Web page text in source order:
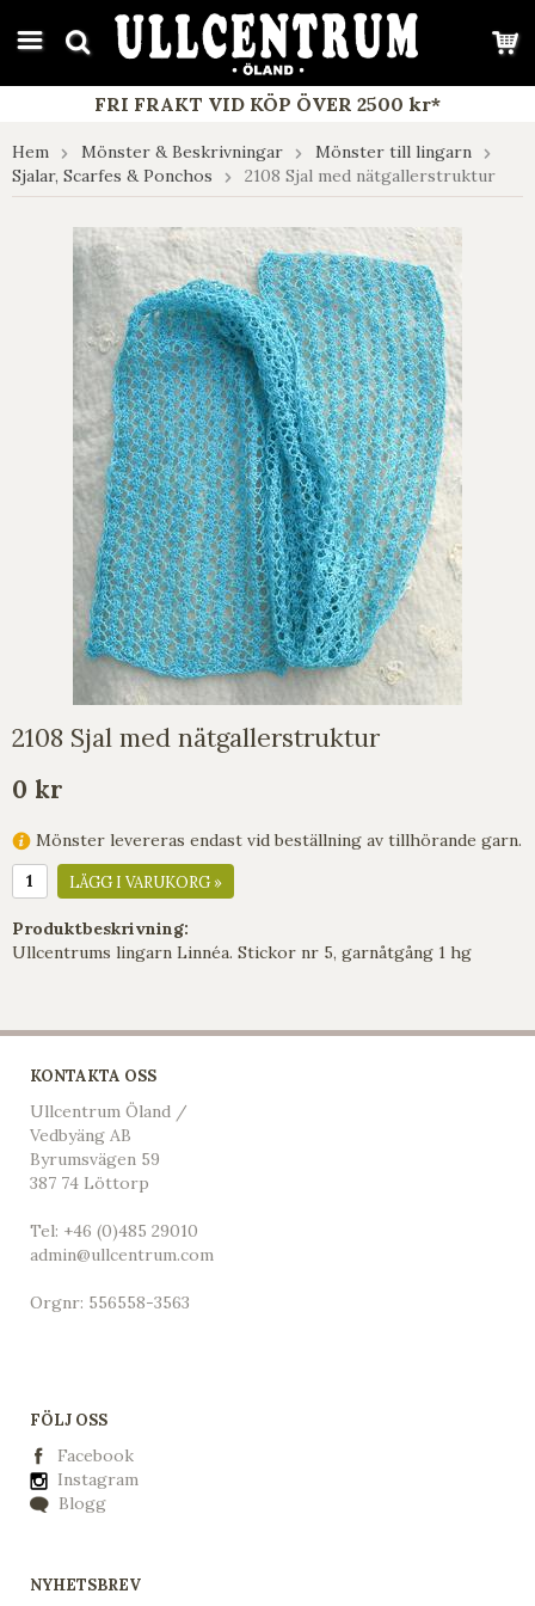
google-site-verification: google7e4b1026db5d9f32.html
FRI FRAKT VID KÖP ÖVER 2500 kr*
Hem Mönster & Beskrivningar
Mönster till lingarn
Sjalar, Scarfes & Ponchos
2108 Sjal med nätgallerstruktur
2108 Sjal med nätgallerstruktur
0 kr
Mönster levereras endast vid beställning av tillhörande garn.
LÄGG I VARUKORG »
Produktbeskrivning:
Ullcentrums lingarn Linnéa. Stickor nr 5, garnåtgång 1 hg
KONTAKTA OSS
Ullcentrum Öland /
Vedbyäng AB
Byrumsvägen 59
387 74 Löttorp
Tel: +46 (0)485 29010
admin@ullcentrum.com
Orgnr: 556558-3563
FÖLJ OSS
Facebook
Instagram
Blogg
NYHETSBREV